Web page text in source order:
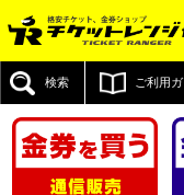
検索 ご利用